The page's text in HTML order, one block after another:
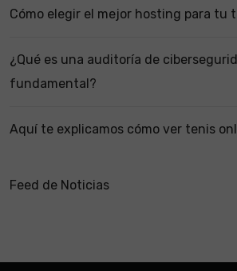
Cómo elegir el mejor hosting para tu
¿Qué es una auditoría de
fundamental?
Aquí te explicamos cómo ver tenis
Feed de Noticias